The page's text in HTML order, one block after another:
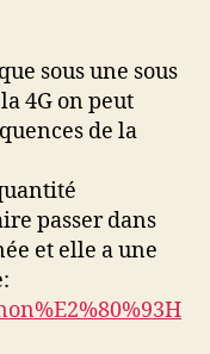
sous une sous
4G on peut
de la
passer dans
et elle a une